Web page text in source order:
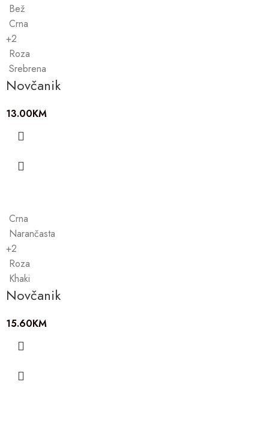
Bež
Crna
+2
Roza
Srebrena
Novčanik
13.00KM
Crna
Narančasta
+2
Roza
Khaki
Novčanik
15.60KM